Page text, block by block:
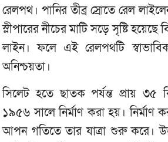
রেলপথ। পানির তীব্র স্রোতে রেল
স্লীপারের নীচের মাটি সড়ে সৃষ্টি
লাইন। ফলে এই রেলপথটি
অনিশ্চয়তা।
সিলেট হতে ছাতক পর্যন্ত প্রায় ৩৫
১৯৫৬ সালে নির্মাণ করা হয়। নির্মাণ
আপন গতিতে তার যাত্রা শুরু করে।